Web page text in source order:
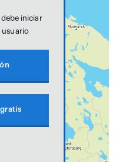
debe iniciar
usuario